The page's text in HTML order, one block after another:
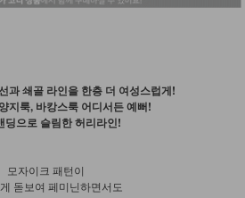
과 쇄골 라인을 한층 더 여성스럽게!
지룩, 바캉스룩 어디서든 예뻐!
딩으로 슬림한 허리라인!
모자이크 패턴이
돋보여 페미닌하면서도